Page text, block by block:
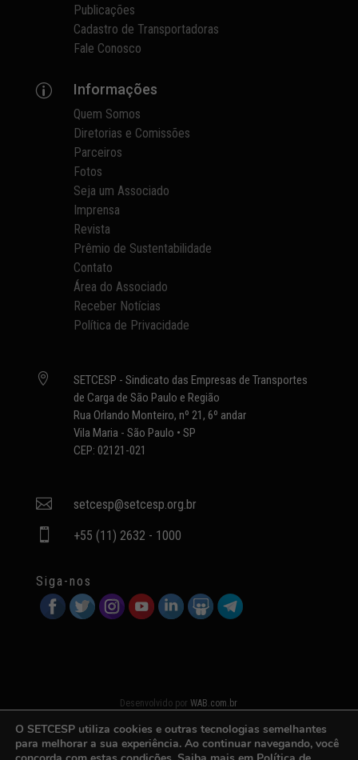
Publicações
Cadastro de Transportadoras
Fale Conosco
p Informações
Quem Somos
Diretorias e Comissões
Parceiros
Fotos
Seja um Associado
Imprensa
Revista
Prêmio de Sustentabilidade
Contato
Área do Associado
Receber Notícias
Política de Privacidade

SETCESP - Sindicato das Empresas de Transportes
de Carga de São Paulo e Região
Rua Orlando Monteiro, nº 21, 6º andar
Vila Maria - São Paulo • SP
CEP: 02121-021
 setcesp@setcesp.org.br
 +55 (11) 2632 - 1000
Siga-nos
Desenvolvido porWAB.com.br
O SETCESP utiliza cookies e outras tecnologias semelhantes
para melhorar a sua experiência. Ao continuar navegando, você